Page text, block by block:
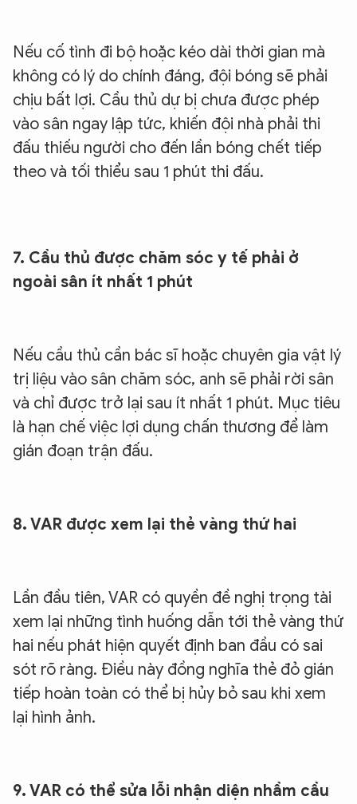
Nếu cố tình đi bộ hoặc kéo dài thời gian mà
không có lý do chính đáng, đội bóng sẽ phải
chịu bất lợi. Cầu thủ dự bị chưa được phép
vào sân ngay lập tức, khiến đội nhà phải thi
đấu thiếu người cho đến lần bóng chết tiếp
theo và tối thiểu sau 1 phút thi đấu.
7. Cầu thủ được chăm sóc y tế phải ở
ngoài sân ít nhất 1 phút
Nếu cầu thủ cần bác sĩ hoặc chuyên gia vật lý
trị liệu vào sân chăm sóc, anh sẽ phải rời sân
và chỉ được trở lại sau ít nhất 1 phút. Mục tiêu
là hạn chế việc lợi dụng chấn thương để làm
gián đoạn trận đấu.
8. VAR được xem lại thẻ vàng thứ hai
Lần đầu tiên, VAR có quyền đề nghị trọng tài
xem lại những tình huống dẫn tới thẻ vàng thứ
hai nếu phát hiện quyết định ban đầu có sai
sót rõ ràng. Điều này đồng nghĩa thẻ đỏ gián
tiếp hoàn toàn có thể bị hủy bỏ sau khi xem
lại hình ảnh.
9. VAR có thể sửa lỗi nhận diện nhầm cầu